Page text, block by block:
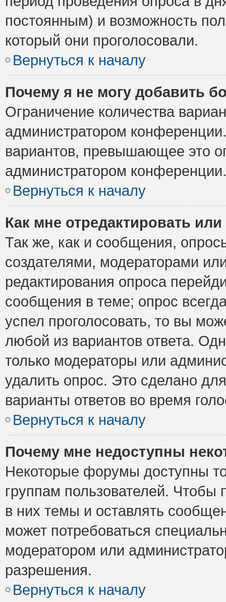
постоянным) и возможность
который они проголосовали.
Вернуться к началу
Почему я не могу добавить
Ограничение количества
администратором
вариантов, превышающее это
администратором конференции.
Вернуться к началу
Как мне отредактировать
Так же, как и сообщения,
создателями, модераторами
редактирования опроса
сообщения в теме; опрос
успел проголосовать, то вы
любой из вариантов ответа.
только модераторы или
удалить опрос. Это сделано
варианты ответов во время
Вернуться к началу
Почему мне недоступны
Некоторые форумы доступны
группам пользователей. Чтобы
в них темы и оставлять
может потребоваться
модератором или
разрешения.
Вернуться к началу